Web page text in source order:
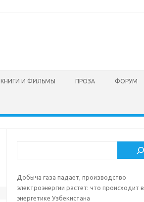
КНИГИ И ФИЛЬМЫ ПРОЗА ФОРУМ
Добыча газа падает, производство
электроэнергии растет: что происходит в
энергетике Узбекистана